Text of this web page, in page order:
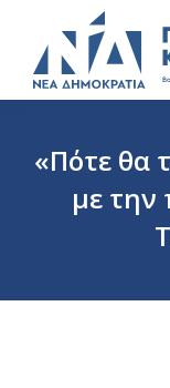
«Πότε θα
με την